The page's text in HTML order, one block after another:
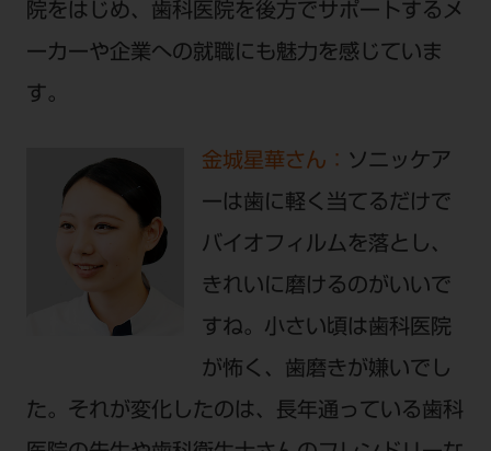
院をはじめ、歯科医院を後方でサポートするメ
ーカーや企業への就職にも魅力を感じていま
す。
金城星華さん：
ソニッケア
ーは歯に軽く当てるだけで
バイオフィルムを落とし、
きれいに磨けるのがいいで
すね。小さい頃は歯科医院
が怖く、歯磨きが嫌いでし
た。それが変化したのは、長年通っている歯科